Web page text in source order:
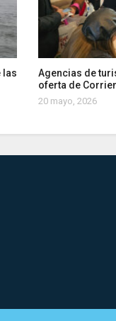
las
Agencias de
oferta de
20 mayo, 2026